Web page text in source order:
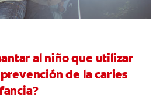
al niño que utilizar
de la caries